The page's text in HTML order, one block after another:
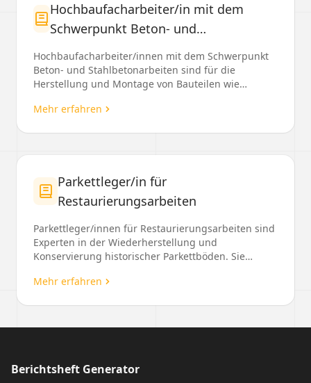
Hochbaufacharbeiter/in mit dem
Schwerpunkt Beton- und
Stahlbetonarbeiten
Hochbaufacharbeiter/innen mit dem Schwerpunkt
Beton- und Stahlbetonarbeiten sind für die
Herstellung und Montage von Bauteilen wie
Mehr erfahren
Parkettleger/in für
Restaurierungsarbeiten
Parkettleger/innen für Restaurierungsarbeiten sind
Experten in der Wiederherstellung und
Konservierung historischer Parkettböden. Sie
Mehr erfahren
Berichtsheft Generator